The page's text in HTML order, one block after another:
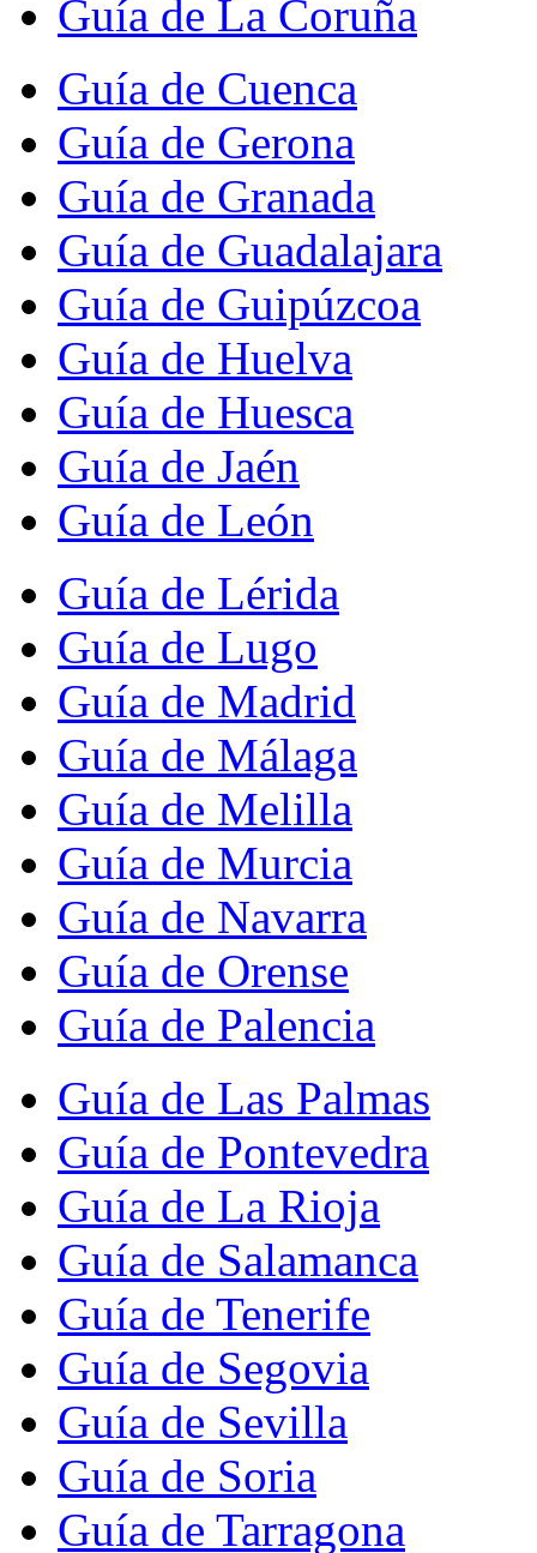
Guía de La Coruña
Guía de Cuenca
Guía de Gerona
Guía de Granada
Guía de Guadalajara
Guía de Guipúzcoa
Guía de Huelva
Guía de Huesca
Guía de Jaén
Guía de León
Guía de Lérida
Guía de Lugo
Guía de Madrid
Guía de Málaga
Guía de Melilla
Guía de Murcia
Guía de Navarra
Guía de Orense
Guía de Palencia
Guía de Las Palmas
Guía de Pontevedra
Guía de La Rioja
Guía de Salamanca
Guía de Tenerife
Guía de Segovia
Guía de Sevilla
Guía de Soria
Guía de Tarragona